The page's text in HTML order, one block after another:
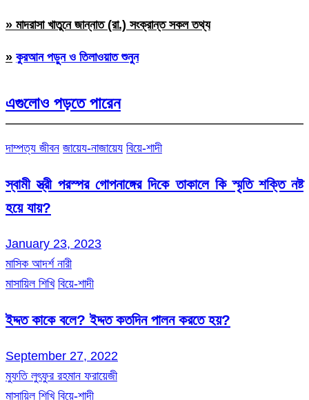
» মাদরাসা খাতুনে জান্নাত (রা.) সংক্রান্ত সকল তথ্য
» কুরআন পড়ুন ও তিলাওয়াত শুনুন
এগুলোও পড়তে পারেন
দাম্পত্য জীবন জায়েয-নাজায়েয বিয়ে-শাদী
স্বামী স্ত্রী পরস্পর গোপনাঙ্গের দিকে তাকালে কি স্মৃতি শক্তি নষ্ট
হয়ে যায়?
January 23, 2023
মাসিক আদর্শ নারী
মাসায়িল শিখি বিয়ে-শাদী
ইদ্দত কাকে বলে? ইদ্দত কতদিন পালন করতে হয়?
September 27, 2022
মুফতি লুৎফুর রহমান ফরায়েজী
মাসায়িল শিখি বিয়ে-শাদী